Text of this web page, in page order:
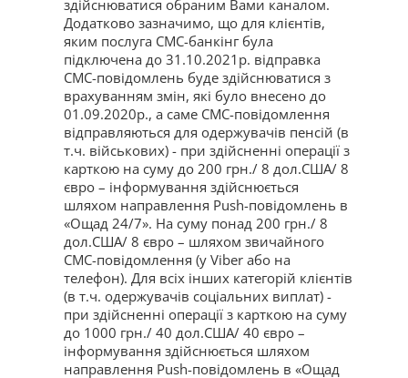
здійснюватися обраним Вами каналом.
Додатково зазначимо, що для клієнтів,
яким послуга СМС-банкінг була
підключена до 31.10.2021р. відправка
СМС-повідомлень буде здійснюватися з
врахуванням змін, які було внесено до
01.09.2020р., а саме СМС-повідомлення
відправляються для одержувачів пенсій (в
т.ч. військових) - при здійсненні операції з
карткою на суму до 200 грн./ 8 дол.США/ 8
євро – інформування здійснюється
шляхом направлення Push-повідомлень в
«Ощад 24/7». На суму понад 200 грн./ 8
дол.США/ 8 євро – шляхом звичайного
СМС-повідомлення (у Viber або на
телефон). Для всіх інших категорій клієнтів
(в т.ч. одержувачів соціальних виплат) -
при здійсненні операції з карткою на суму
до 1000 грн./ 40 дол.США/ 40 євро –
інформування здійснюється шляхом
направлення Push-повідомлень в «Ощад